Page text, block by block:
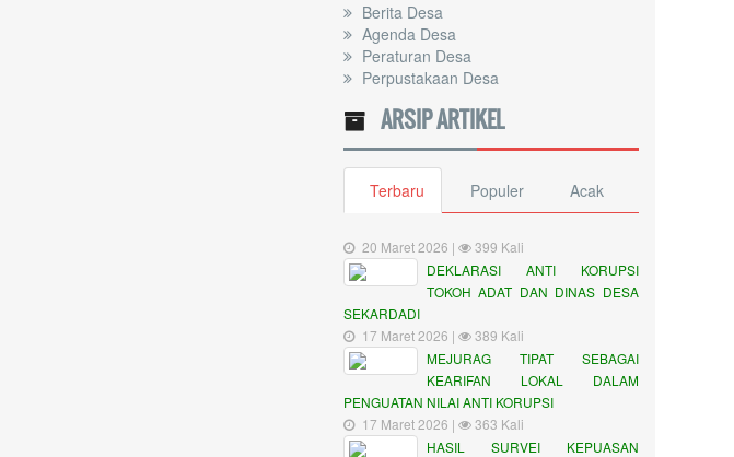
Berita Desa
Agenda Desa
Peraturan Desa
Perpustakaan Desa
ARSIP ARTIKEL
Terbaru Populer Acak
20 Maret 2026 |
399 Kali
DEKLARASI ANTI KORUPSI
TOKOH ADAT DAN DINAS DESA
SEKARDADI
17 Maret 2026 |
389 Kali
MEJURAG TIPAT SEBAGAI
KEARIFAN LOKAL DALAM
PENGUATAN NILAI ANTI KORUPSI
17 Maret 2026 |
363 Kali
HASIL SURVEI KEPUASAN